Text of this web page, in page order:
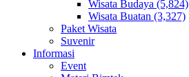
Wisata Budaya (5,824)
Wisata Buatan (3,327)
Paket Wisata
Suvenir
Informasi
Event